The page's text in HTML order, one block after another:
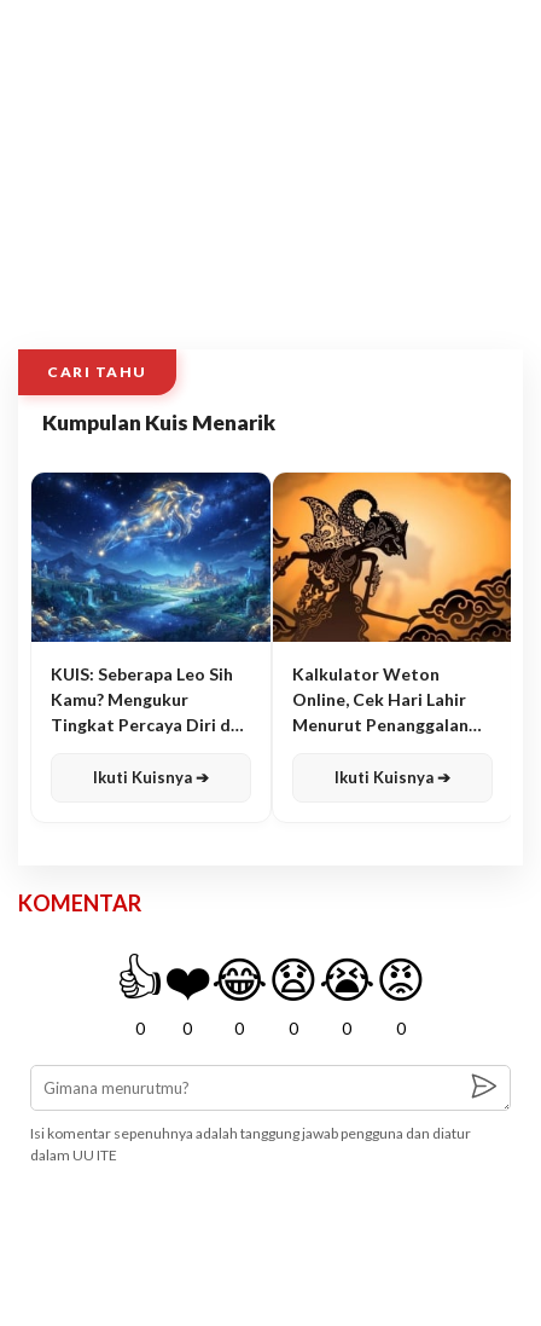
CARI TAHU
Kumpulan Kuis Menarik
KUIS: Seberapa Leo Sih
Kamu? Mengukur
Tingkat Percaya Diri dan
Ikuti Kuisnya ➔
Kalkulator Weton
Online, Cek Hari Lahir
Menurut Penanggalan
Ikuti Kuisnya ➔
KOMENTAR
👍
0
❤️
0
😂
0
😧
0
😭
0
😡
0
Isi komentar sepenuhnya adalah tanggung jawab pengguna dan diatur
dalam UU ITE